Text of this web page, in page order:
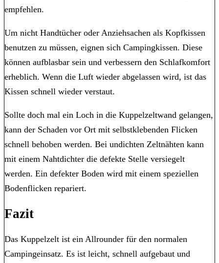
empfehlen.
Um nicht Handtücher oder Anziehsachen als Kopfkissen
benutzen zu müssen, eignen sich Campingkissen. Diese
können aufblasbar sein und verbessern den Schlafkomfort
erheblich. Wenn die Luft wieder abgelassen wird, ist das
Kissen schnell wieder verstaut.
Sollte doch mal ein Loch in die Kuppelzeltwand gelangen,
kann der Schaden vor Ort mit selbstklebenden Flicken
schnell behoben werden. Bei undichten Zeltnähten kann
mit einem Nahtdichter die defekte Stelle versiegelt
werden. Ein defekter Boden wird mit einem speziellen
Bodenflicken repariert.
Fazit
Das Kuppelzelt ist ein Allrounder für den normalen
Campingeinsatz. Es ist leicht, schnell aufgebaut und